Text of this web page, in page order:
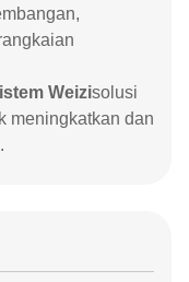
Weizisolusi
meningkatkan dan